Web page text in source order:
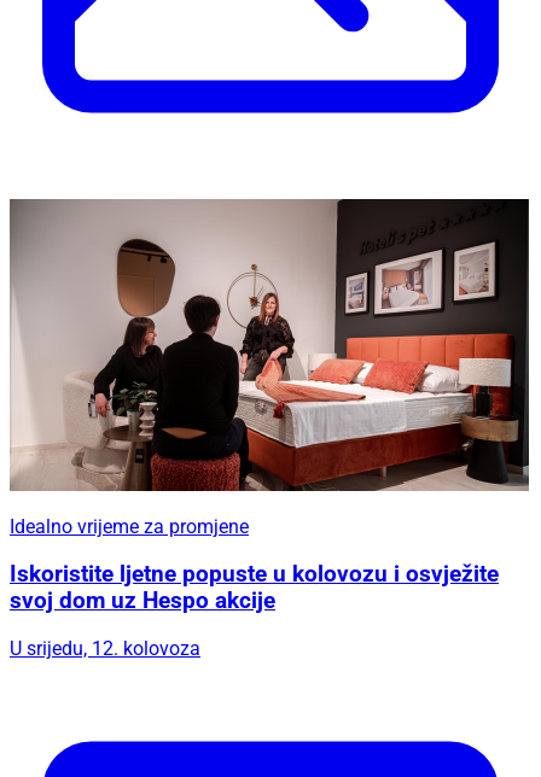
Idealno vrijeme za promjene
Iskoristite ljetne popuste u kolovozu i osvježite
svoj dom uz Hespo akcije
U srijedu, 12. kolovoza